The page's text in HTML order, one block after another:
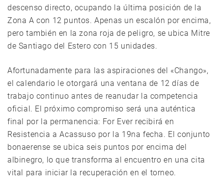
descenso directo, ocupando la última posición de la
Zona A con 12 puntos. Apenas un escalón por encima,
pero también en la zona roja de peligro, se ubica Mitre
de Santiago del Estero con 15 unidades.
Afortunadamente para las aspiraciones del «Chango»,
el calendario le otorgará una ventana de 12 días de
trabajo continuo antes de reanudar la competencia
oficial. El próximo compromiso será una auténtica
final por la permanencia: For Ever recibirá en
Resistencia a Acassuso por la 19na fecha. El conjunto
bonaerense se ubica seis puntos por encima del
albinegro, lo que transforma al encuentro en una cita
vital para iniciar la recuperación en el torneo.